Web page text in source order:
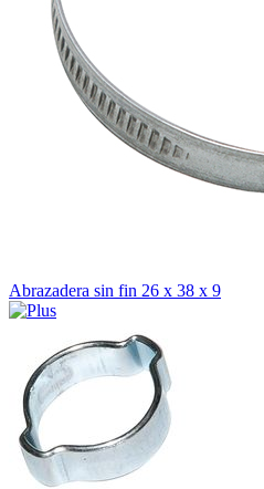
Abrazadera sin fin 26 x 38 x 9